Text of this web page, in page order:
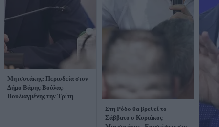
Μητσοτάκης: Περιοδεία στον
Δήμο Βάρης-Βούλας-
Βουλιαγμένης την Τρίτη
Στη Ρόδο θα βρεθεί το
Σάββατο o Κυριάκος